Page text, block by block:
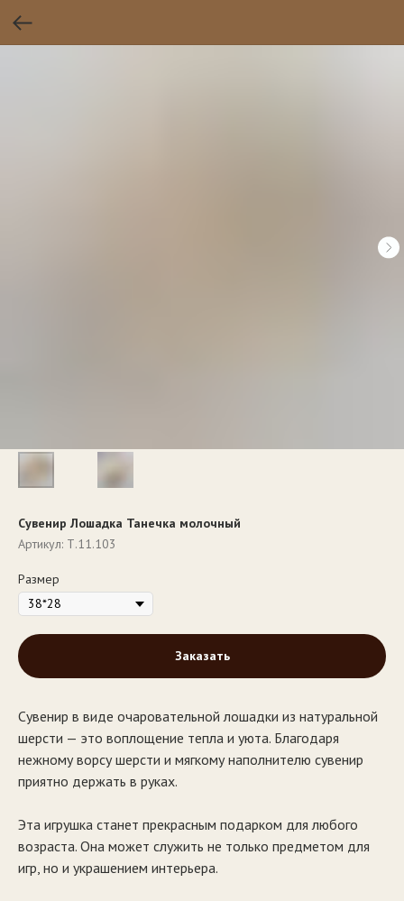
Сувенир Лошадка Танечка молочный
Артикул: Т.11.103
Размер
Заказать
Сувенир в виде очаровательной лошадки из натуральной
шерсти — это воплощение тепла и уюта. Благодаря
нежному ворсу шерсти и мягкому наполнителю сувенир
приятно держать в руках.
Эта игрушка станет прекрасным подарком для любого
возраста. Она может служить не только предметом для
игр, но и украшением интерьера.